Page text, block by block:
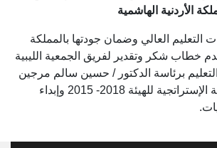
الأردنية الهاشمية
التعليم العالي وضمان جودتها بالمملكة
خطاب شكر وتقدير لفريق الجمعية الليبية
برئاسة الدكتور / حسين سالم مرجين
على مراجعته للخطة الإستراتجية للهيئة 2018- 2015 وإبداء